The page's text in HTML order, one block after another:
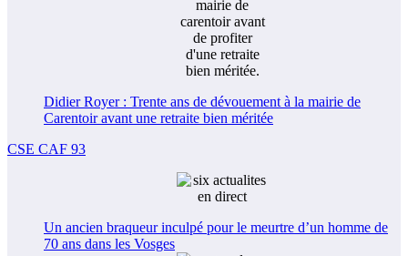
Didier Royer : Trente ans de dévouement à la mairie de
Carentoir avant une retraite bien méritée
CSE CAF 93
Un ancien braqueur inculpé pour le meurtre d’un homme de
70 ans dans les Vosges